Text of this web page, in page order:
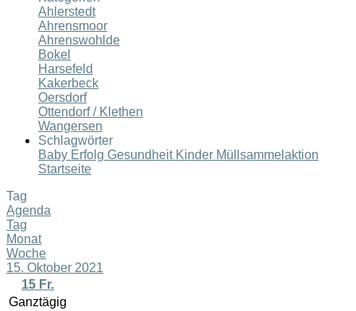
Ahlerstedt
Ahrensmoor
Ahrenswohlde
Bokel
Harsefeld
Kakerbeck
Oersdorf
Ottendorf / Klethen
Wangersen
Schlagwörter
Baby Erfolg Gesundheit Kinder Müllsammelaktion
Startseite
Tag
Agenda
Tag
Monat
Woche
15. Oktober 2021
15 Fr.
Ganztägig